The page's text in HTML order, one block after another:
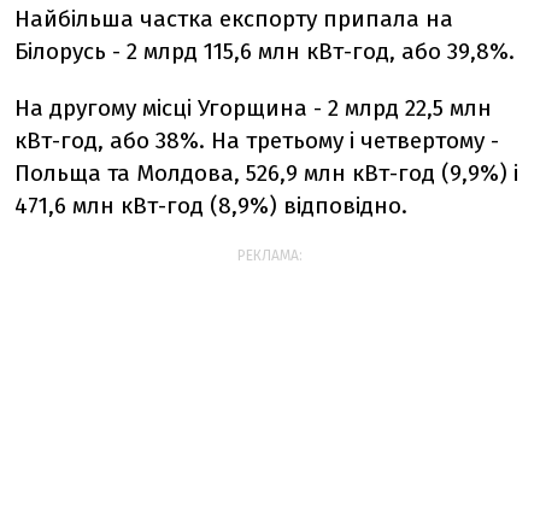
Найбільша частка експорту припала на
Білорусь - 2 млрд 115,6 млн кВт-год, або 39,8%.
На другому місці Угорщина - 2 млрд 22,5 млн
кВт-год, або 38%. На третьому і четвертому -
Польща та Молдова, 526,9 млн кВт-год (9,9%) і
471,6 млн кВт-год (8,9%) відповідно.
РЕКЛАМА: